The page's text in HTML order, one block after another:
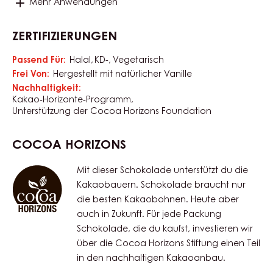
Mehr Anwendungen
ZERTIFIZIERUNGEN
Passend Für: Halal KD- Vegetarisch
Frei Von:
Hergestellt mit natürlicher Vanille
Nachhaltigkeit:
Kakao-Horizonte-Programm
Unterstützung der Cocoa Horizons Foundation
COCOA HORIZONS
Mit dieser Schokolade unterstützt du die
Kakaobauern. Schokolade braucht nur
die besten Kakaobohnen. Heute aber
auch in Zukunft. Für jede Packung
Schokolade, die du kaufst, investieren wir
über die Cocoa Horizons Stiftung einen Teil
in den nachhaltigen Kakaoanbau.